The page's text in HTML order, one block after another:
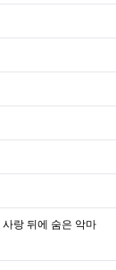
사랑 뒤에 숨은 악마